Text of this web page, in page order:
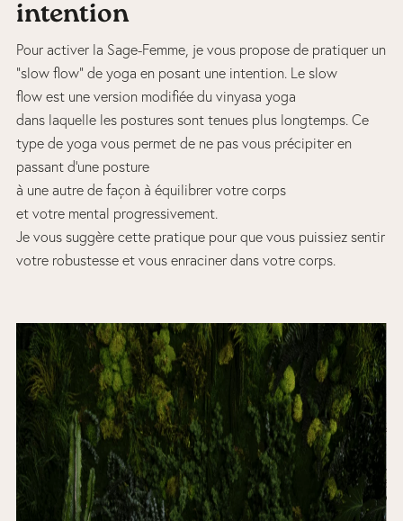
intention
Pour activer la Sage-Femme, je vous propose de pratiquer un
“slow flow” de yoga en posant une intention. Le slow
flow est une version modifiée du vinyasa yoga
dans laquelle les postures sont tenues plus longtemps. Ce
type de yoga vous permet de ne pas vous précipiter en
passant d’une posture
à une autre de façon à équilibrer votre corps
et votre mental progressivement.
Je vous suggère cette pratique pour que vous puissiez sentir
votre robustesse et vous enraciner dans votre corps.